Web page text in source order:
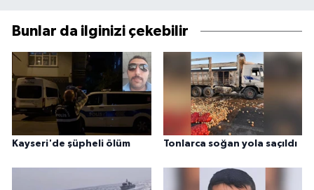
Bunlar da ilginizi çekebilir
Kayseri'de şüpheli ölüm Tonlarca soğan yola saçıldı